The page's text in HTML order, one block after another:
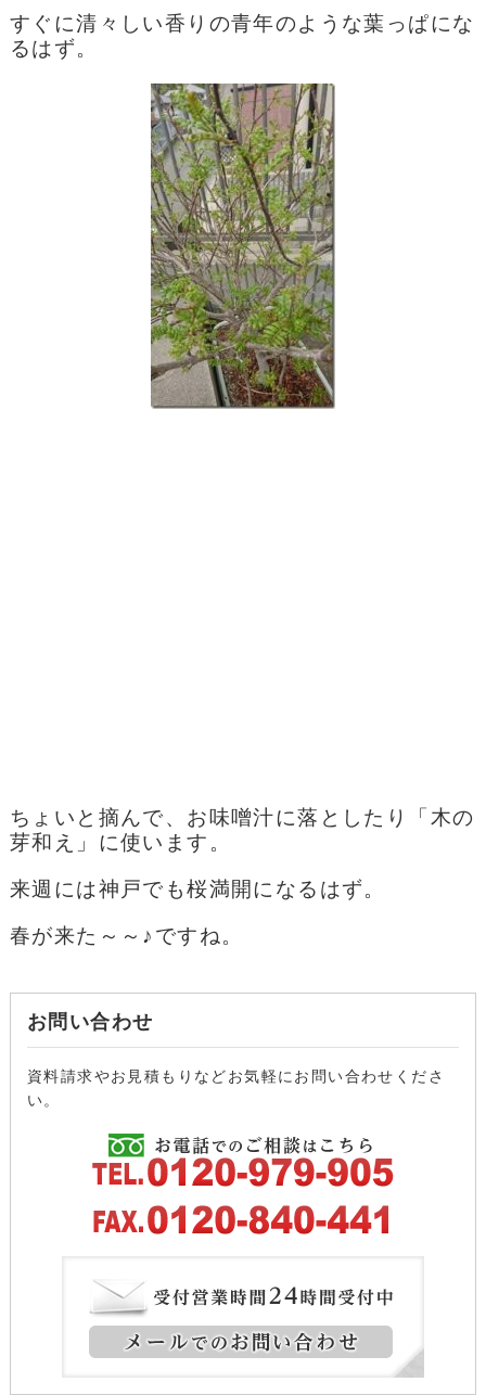
すぐに清々しい香りの青年のような葉っぱにな
るはず。
ちょいと摘んで、お味噌汁に落としたり「木の
芽和え」に使います。
来週には神戸でも桜満開になるはず。
春が来た～～♪ですね。
お問い合わせ
資料請求やお見積もりなどお気軽にお問い合わせくださ
い。